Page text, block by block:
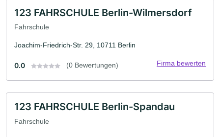
123 FAHRSCHULE Berlin-Wilmersdorf
Fahrschule
Joachim-Friedrich-Str. 29, 10711 Berlin
0.0 (0 Bewertungen) Firma bewerten
123 FAHRSCHULE Berlin-Spandau
Fahrschule